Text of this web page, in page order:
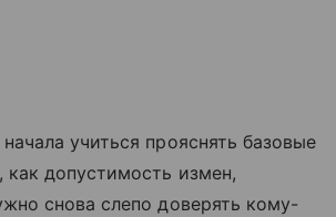
учиться прояснять базовые
допустимость измен,
снова слепо доверять кому-